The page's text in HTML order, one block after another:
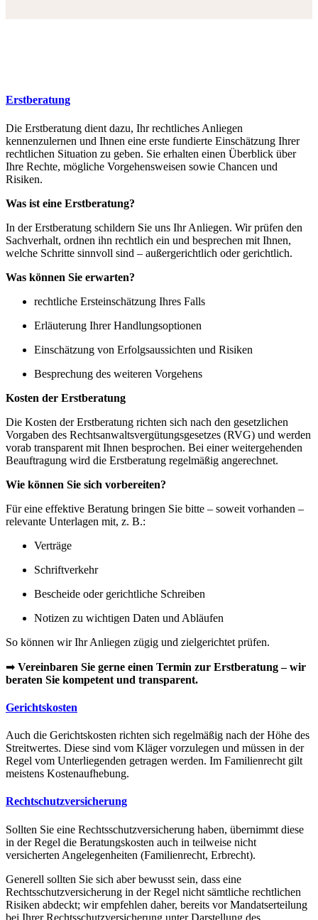
Erstberatung
Die Erstberatung dient dazu, Ihr rechtliches Anliegen
kennenzulernen und Ihnen eine erste fundierte Einschätzung Ihrer
rechtlichen Situation zu geben. Sie erhalten einen Überblick über
Ihre Rechte, mögliche Vorgehensweisen sowie Chancen und
Risiken.
Was ist eine Erstberatung?
In der Erstberatung schildern Sie uns Ihr Anliegen. Wir prüfen den
Sachverhalt, ordnen ihn rechtlich ein und besprechen mit Ihnen,
welche Schritte sinnvoll sind – außergerichtlich oder gerichtlich.
Was können Sie erwarten?
rechtliche Ersteinschätzung Ihres Falls
Erläuterung Ihrer Handlungsoptionen
Einschätzung von Erfolgsaussichten und Risiken
Besprechung des weiteren Vorgehens
Kosten der Erstberatung
Die Kosten der Erstberatung richten sich nach den gesetzlichen
Vorgaben des Rechtsanwaltsvergütungsgesetzes (RVG) und werden
vorab transparent mit Ihnen besprochen. Bei einer weitergehenden
Beauftragung wird die Erstberatung regelmäßig angerechnet.
Wie können Sie sich vorbereiten?
Für eine effektive Beratung bringen Sie bitte – soweit vorhanden –
relevante Unterlagen mit, z. B.:
Verträge
Schriftverkehr
Bescheide oder gerichtliche Schreiben
Notizen zu wichtigen Daten und Abläufen
So können wir Ihr Anliegen zügig und zielgerichtet prüfen.
➡ Vereinbaren Sie gerne einen Termin zur Erstberatung – wir
beraten Sie kompetent und transparent.
Gerichtskosten
Auch die Gerichtskosten richten sich regelmäßig nach der Höhe des
Streitwertes. Diese sind vom Kläger vorzulegen und müssen in der
Regel vom Unterliegenden getragen werden. Im Familienrecht gilt
meistens Kostenaufhebung.
Rechtschutzversicherung
Sollten Sie eine Rechtsschutzversicherung haben, übernimmt diese
in der Regel die Beratungskosten auch in teilweise nicht
versicherten Angelegenheiten (Familienrecht, Erbrecht).
Generell sollten Sie sich aber bewusst sein, dass eine
Rechtsschutzversicherung in der Regel nicht sämtliche rechtlichen
Risiken abdeckt; wir empfehlen daher, bereits vor Mandatserteilung
bei Ihrer Rechtsschutzversicherung unter Darstellung des